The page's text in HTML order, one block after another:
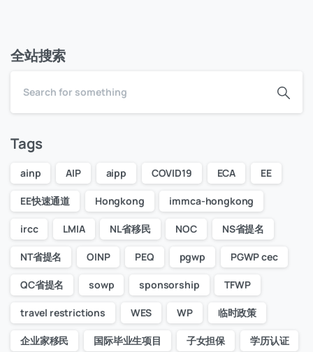
全站搜索
Tags
ainp AIP aipp COVID19 ECA EE
EE快速通道 Hongkong immca-hongkong
ircc LMIA NL省移民 NOC NS省提名
NT省提名 OINP PEQ pgwp PGWP cec
QC省提名 sowp sponsorship TFWP
travel restrictions WES WP 临时政策
企业家移民 国际毕业生项目 子女担保 学历认证